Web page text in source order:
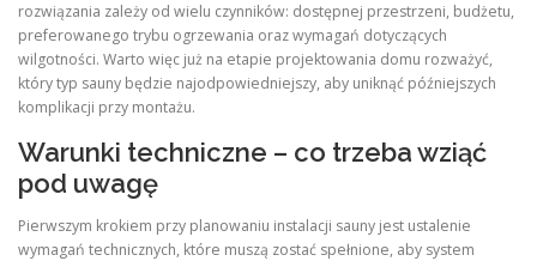
rozwiązania zależy od wielu czynników: dostępnej przestrzeni, budżetu,
preferowanego trybu ogrzewania oraz wymagań dotyczących
wilgotności. Warto więc już na etapie projektowania domu rozważyć,
który typ sauny będzie najodpowiedniejszy, aby uniknąć późniejszych
komplikacji przy montażu.
Warunki techniczne – co trzeba wziąć
pod uwagę
Pierwszym krokiem przy planowaniu instalacji sauny jest ustalenie
wymagań technicznych, które muszą zostać spełnione, aby system